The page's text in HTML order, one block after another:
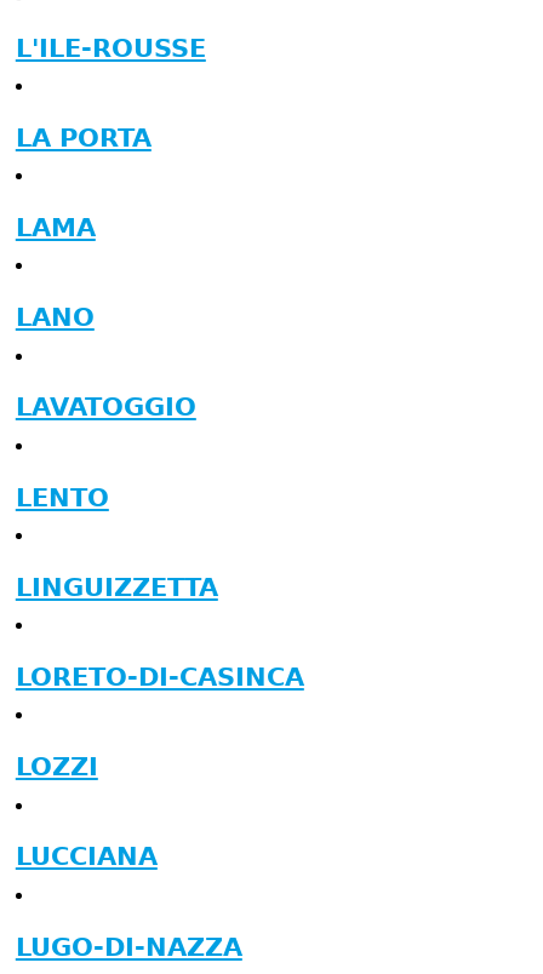
L'ILE-ROUSSE
LA PORTA
LAMA
LANO
LAVATOGGIO
LENTO
LINGUIZZETTA
LORETO-DI-CASINCA
LOZZI
LUCCIANA
LUGO-DI-NAZZA